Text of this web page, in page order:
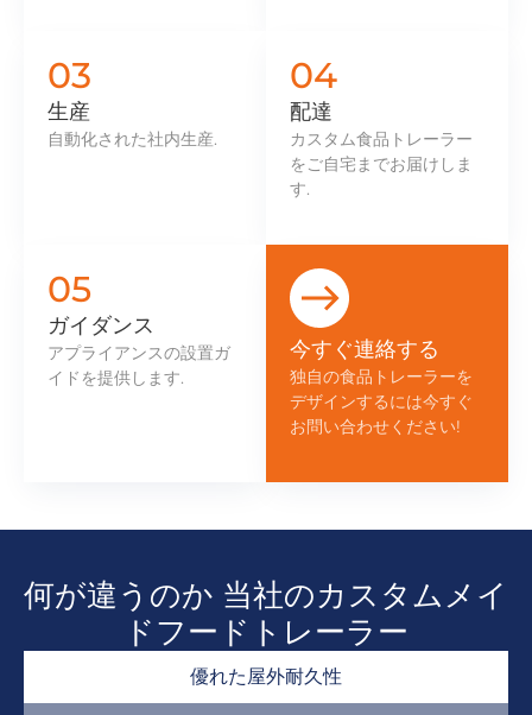
03
生産
自動化された社内生産.
04
配達
カスタム食品トレーラー
をご自宅までお届けしま
す.
05
ガイダンス
アプライアンスの設置ガ
イドを提供します.
今すぐ連絡する
独自の食品トレーラーを
デザインするには今すぐ
お問い合わせください!
何が違うのか 当社のカスタムメイ
ドフードトレーラー
優れた屋外耐久性